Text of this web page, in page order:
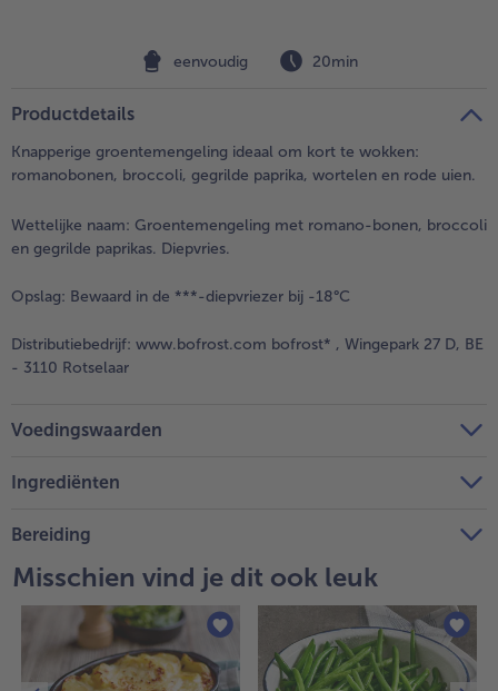
eenvoudig 20min
Productdetails
Knapperige groentemengeling ideaal om kort te wokken:
romanobonen, broccoli, gegrilde paprika, wortelen en rode uien.
Wettelijke naam: Groentemengeling met romano-bonen, broccoli
en gegrilde paprikas. Diepvries.
Opslag: Bewaard in de ***-diepvriezer bij -18°C
Distributiebedrijf: www.bofrost.com bofrost* , Wingepark 27 D, BE
- 3110 Rotselaar
Voedingswaarden
Ingrediënten
Bereiding
Misschien vind je dit ook leuk